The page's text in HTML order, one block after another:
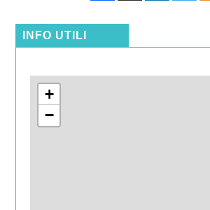
INFO UTILI
+
−